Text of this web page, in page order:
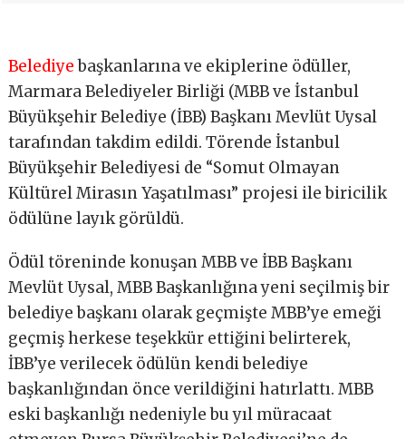
Belediyebaşkanlarına ve ekiplerine ödüller,
Marmara Belediyeler Birliği (MBB ve İstanbul
Büyükşehir Belediye (İBB) Başkanı Mevlüt Uysal
tarafından takdim edildi. Törende İstanbul
Büyükşehir Belediyesi de “Somut Olmayan
Kültürel Mirasın Yaşatılması” projesi ile biricilik
ödülüne layık görüldü.
Ödül töreninde konuşan MBB ve İBB Başkanı
Mevlüt Uysal, MBB Başkanlığına yeni seçilmiş bir
belediye başkanı olarak geçmişte MBB’ye emeği
geçmiş herkese teşekkür ettiğini belirterek,
İBB’ye verilecek ödülün kendi belediye
başkanlığından önce verildiğini hatırlattı. MBB
eski başkanlığı nedeniyle bu yıl müracaat